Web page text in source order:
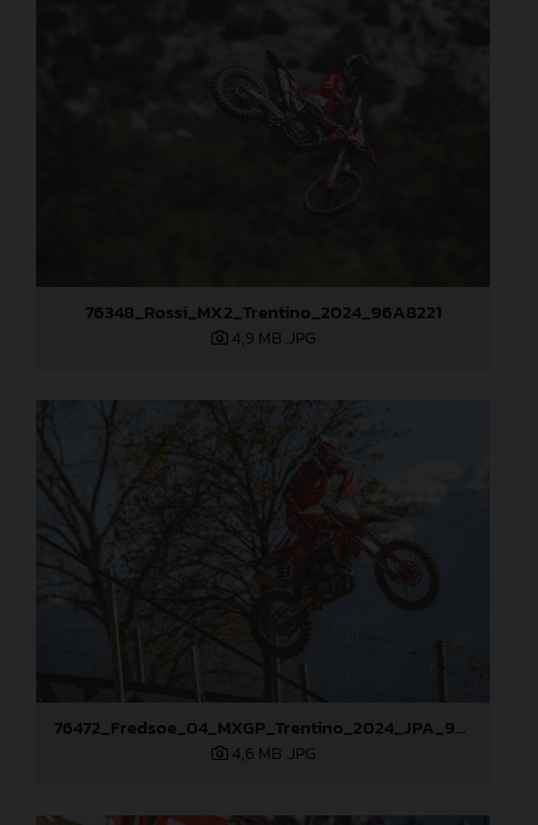
76348_Rossi_MX2_Trentino_2024_96A8221
4,9 MB .JPG
76472_Fredsoe_04_MXGP_Trentino_2024_JPA_96A2650
4,6 MB .JPG